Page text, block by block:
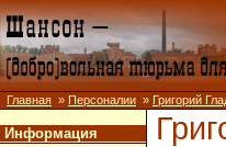
Главная » Персоналии » Григорий
Информация